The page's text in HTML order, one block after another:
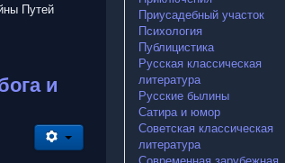
Путей
и
Приусадебный участок
Психология
Публицистика
Русская классическая
литература
Русские былины
Сатира и юмор
Советская классическая
литература
Современная зарубежная